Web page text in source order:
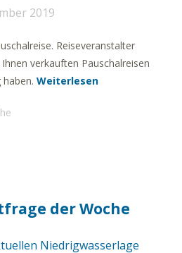
2019
Reiseveranstalter
verkauften Pauschalreisen
Weiterlesen
der Woche
Niedrigwasserlage